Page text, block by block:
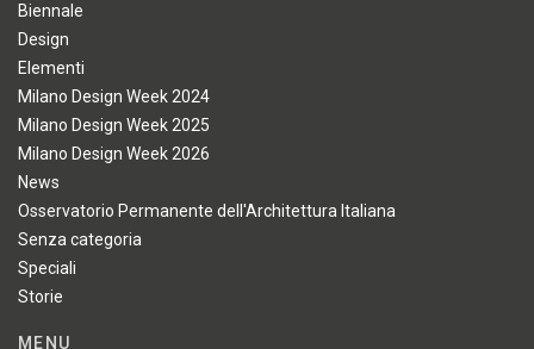
Biennale
Design
Elementi
Milano Design Week 2024
Milano Design Week 2025
Milano Design Week 2026
News
Osservatorio Permanente dell'Architettura Italiana
Senza categoria
Speciali
Storie
MENU